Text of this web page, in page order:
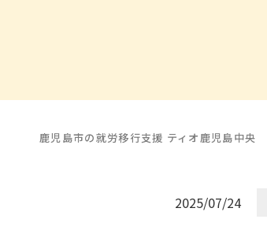
鹿児島市の就労移行支援 ティオ鹿児島中央
2025/07/24